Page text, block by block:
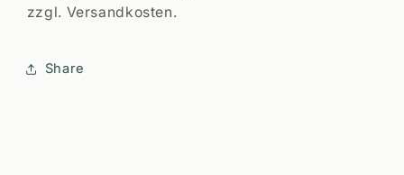
zzgl. Versandkosten.
Share